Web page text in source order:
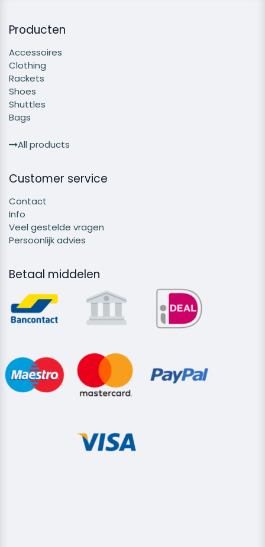
Producten
Accessoires
Clothing
Rackets
Shoes
Shuttles
Bags
All products
Customer service
Contact
Info
Veel gestelde vragen
Persoonlijk advies
Betaal middelen